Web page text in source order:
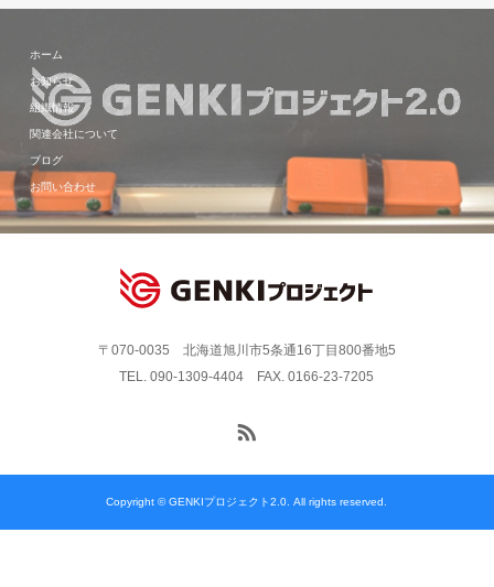
ホーム
お知らせ
組織情報
関連会社について
ブログ
お問い合わせ
〒070-0035 北海道旭川市5条通16丁目800番地5
TEL. 090-1309-4404 FAX. 0166-23-7205
Copyright © GENKIプロジェクト2.0. All rights reserved.